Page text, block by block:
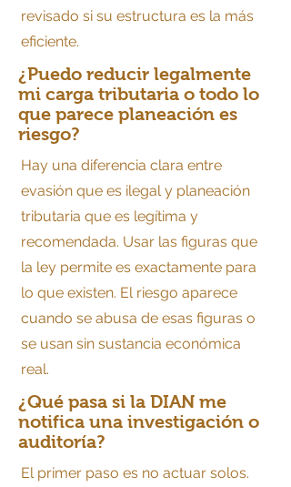
revisado si su estructura es la más
eficiente.
¿Puedo reducir legalmente
mi carga tributaria o todo lo
que parece planeación es
riesgo?
Hay una diferencia clara entre
evasión que es ilegal y planeación
tributaria que es legítima y
recomendada. Usar las figuras que
la ley permite es exactamente para
lo que existen. El riesgo aparece
cuando se abusa de esas figuras o
se usan sin sustancia económica
real.
¿Qué pasa si la DIAN me
notifica una investigación o
auditoría?
El primer paso es no actuar solos.